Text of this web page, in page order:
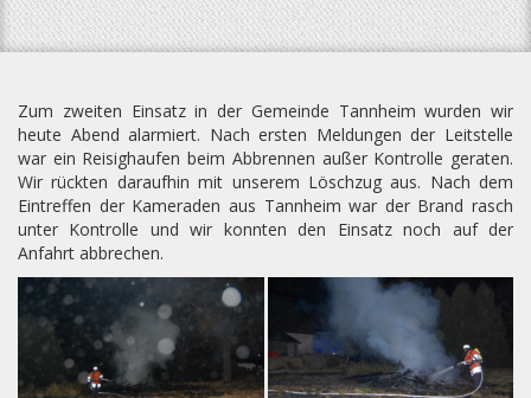
Zum zweiten Einsatz in der Gemeinde Tannheim wurden wir
heute Abend alarmiert. Nach ersten Meldungen der Leitstelle
war ein Reisighaufen beim Abbrennen außer Kontrolle geraten.
Wir rückten daraufhin mit unserem Löschzug aus. Nach dem
Eintreffen der Kameraden aus Tannheim war der Brand rasch
unter Kontrolle und wir konnten den Einsatz noch auf der
Anfahrt abbrechen.